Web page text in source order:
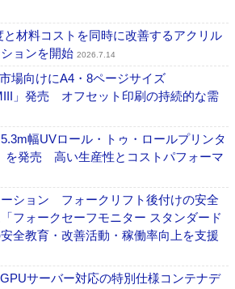
材料コストを同時に改善するアクリル
ョンを開始 2026.7.14
場向けにA4・8ページサイズ
」発売 オフセット印刷の持続的な需
幅UVロール・トゥ・ロールプリンタ
を発売 高い生産性とコストパフォーマ
ション フォークリフト後付けの安全
フォークセーフモニター スタンダード
全教育・改善活動・稼働率向上を支援
サーバー対応の特別仕様コンテナデ